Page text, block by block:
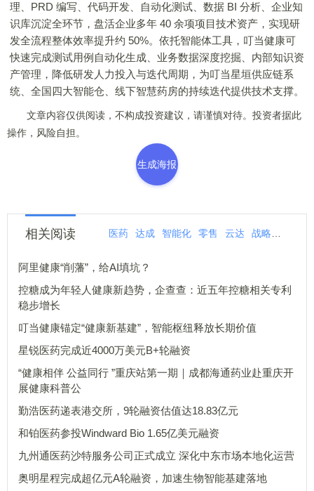
理、PRD 编写、代码开发、自动化测试、数据 BI 分析、企业知
识库沉淀全环节，盘活企业多年 40 余项项目技术资产，实现研
发全流程整体效率提升约 50%。依托智能体工具，叮当健康可
快速完成测试用例自动化生成、业务数据深度挖掘、内部知识资
产管理，降低研发人力投入与迭代周期，为叮当星垣供应链系
统、全国四大智能仓、线下智慧药房的持续迭代提供技术支撑。
文章内容仅供阅读，不构成投资建议，请谨慎对待。投资者据此
操作，风险自担。
生成海报
相关阅读 医药 达成 智能化 零售 云达 战略
阿里健康“削藩”，给AI填坑？
控糖成为年轻人健康新趋势，企查查：近五年控糖相关专利
稳步增长
叮当健康锚定“健康新基建”，智能枢纽释放长期价值
星锐医药完成近4000万美元B+轮融资
“健康相伴 公益同行 ”重庆站第一期｜成都海通药业赴重庆开
展健康科普公
勤浩医药递表港交所，9轮融资估值达18.83亿元
和铂医药参投Windward Bio 1.65亿美元融资
九州通医药沙特服务公司正式成立 深化中东市场本地化运营
奥明星程完成超亿元A轮融资，加速生物智能基建落地